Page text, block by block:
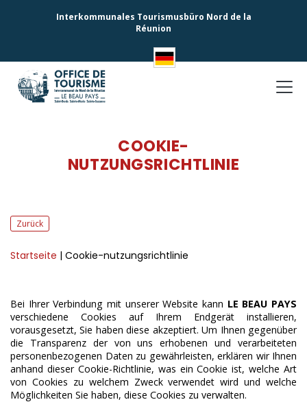
Interkommunales Tourismusbüro Nord de la
Réunion
COOKIE-
NUTZUNGSRICHTLINIE
Zurück
Startseite | Cookie-nutzungsrichtlinie
Bei Ihrer Verbindung mit unserer Website kann LE BEAU PAYS
verschiedene Cookies auf Ihrem Endgerät installieren,
vorausgesetzt, Sie haben diese akzeptiert. Um Ihnen gegenüber
die Transparenz der von uns erhobenen und verarbeiteten
personenbezogenen Daten zu gewährleisten, erklären wir Ihnen
anhand dieser Cookie-Richtlinie, was ein Cookie ist, welche Art
von Cookies zu welchem Zweck verwendet wird und welche
Möglichkeiten Sie haben, diese Cookies zu verwalten.